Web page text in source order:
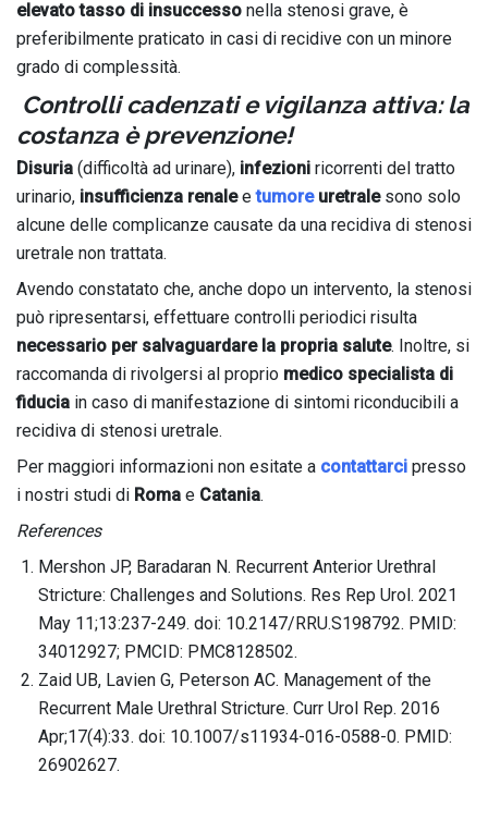
elevato tasso di insuccesso nella stenosi grave, è
preferibilmente praticato in casi di recidive con un minore
grado di complessità.
Controlli cadenzati e vigilanza attiva: la
costanza è prevenzione!
Disuria (difficoltà ad urinare), infezioni ricorrenti del tratto
urinario, insufficienza renaleetumoreuretrale sono solo
alcune delle complicanze causate da una recidiva di stenosi
uretrale non trattata.
Avendo constatato che, anche dopo un intervento, la stenosi
può ripresentarsi, effettuare controlli periodici risulta
necessario per salvaguardare la propria salute. Inoltre, si
raccomanda di rivolgersi al proprio medico specialista di
fiducia in caso di manifestazione di sintomi riconducibili a
recidiva di stenosi uretrale.
Per maggiori informazioni non esitate a contattarci presso
i nostri studi di Roma e Catania.
References
Mershon JP, Baradaran N. Recurrent Anterior Urethral
Stricture: Challenges and Solutions. Res Rep Urol. 2021
May 11;13:237-249. doi: 10.2147/RRU.S198792. PMID:
34012927; PMCID: PMC8128502.
Zaid UB, Lavien G, Peterson AC. Management of the
Recurrent Male Urethral Stricture. Curr Urol Rep. 2016
Apr;17(4):33. doi: 10.1007/s11934-016-0588-0. PMID:
26902627.